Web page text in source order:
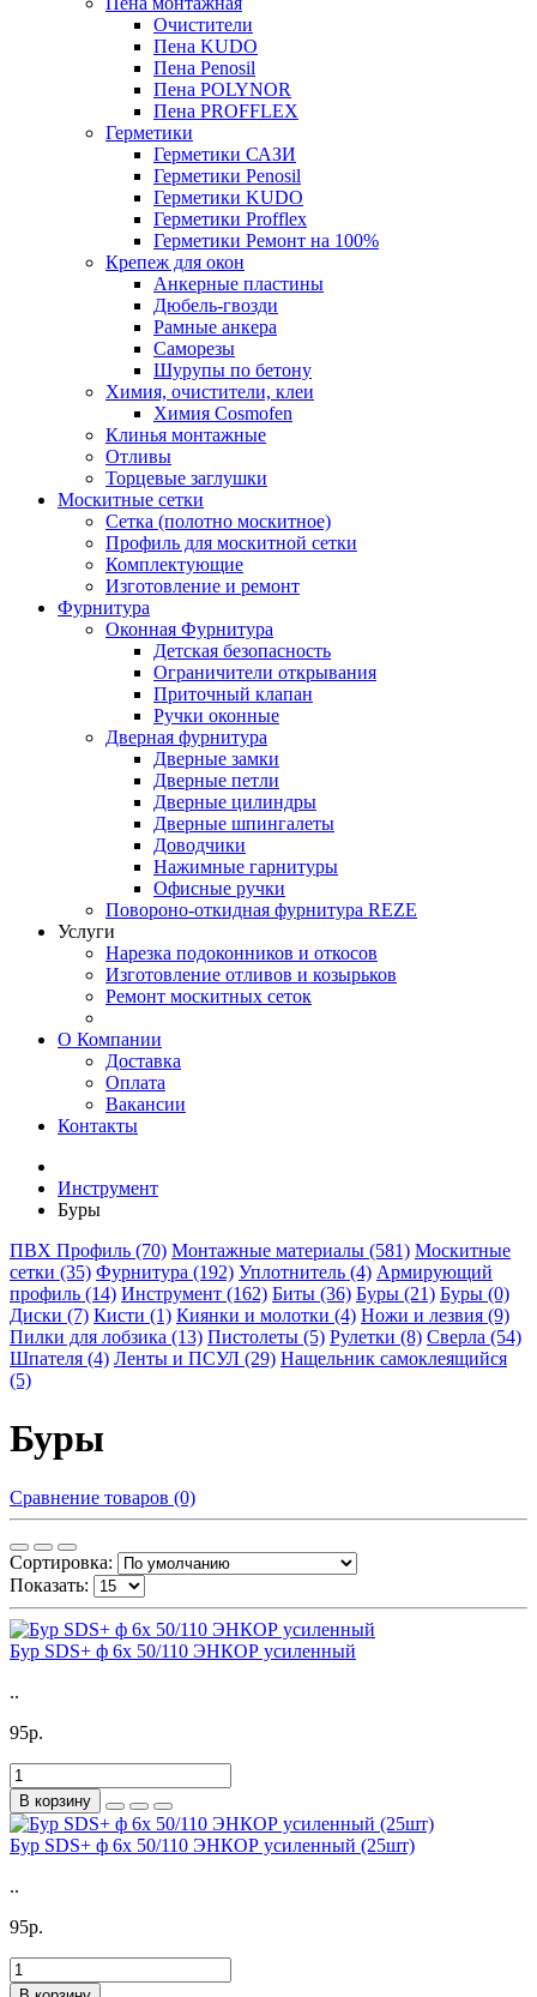
Очистители
Пена KUDO
Пена Penosil
Пена POLYNOR
Пена PROFFLEX
Герметики
Герметики САЗИ
Герметики Penosil
Герметики KUDO
Герметики Profflex
Герметики Ремонт на 100%
Крепеж для окон
Анкерные пластины
Дюбель-гвозди
Рамные анкера
Саморезы
Шурупы по бетону
Химия, очистители, клеи
Химия Cosmofen
Клинья монтажные
Отливы
Торцевые заглушки
Москитные сетки
Сетка (полотно москитное)
Профиль для москитной сетки
Комплектующие
Изготовление и ремонт
Фурнитура
Оконная Фурнитура
Детская безопасность
Ограничители открывания
Приточный клапан
Ручки оконные
Дверная фурнитура
Дверные замки
Дверные петли
Дверные цилиндры
Дверные шпингалеты
Доводчики
Нажимные гарнитуры
Офисные ручки
Повороно-откидная фурнитура REZE
Услуги
Нарезка подоконников и откосов
Изготовление отливов и козырьков
Ремонт москитных сеток
О Компании
Доставка
Оплата
Вакансии
Контакты
Инструмент
Буры
ПВХ Профиль (70) Монтажные материалы (581) Москитные
сетки (35) Фурнитура (192) Уплотнитель (4) Армирующий
профиль (14) Инструмент (162) Биты (36) Буры (21) Буры (0)
Диски (7) Кисти (1) Киянки и молотки (4) Ножи и лезвия (9)
Пилки для лобзика (13) Пистолеты (5) Рулетки (8) Сверла (54)
Шпателя (4) Ленты и ПСУЛ (29) Нащельник самоклеящийся
(5)
Буры
Сравнение товаров (0)
Сортировка:
Показать:
Бур SDS+ ф 6х 50/110 ЭНКОР усиленный
..
95р.
В корзину
Бур SDS+ ф 6х 50/110 ЭНКОР усиленный (25шт)
..
95р.